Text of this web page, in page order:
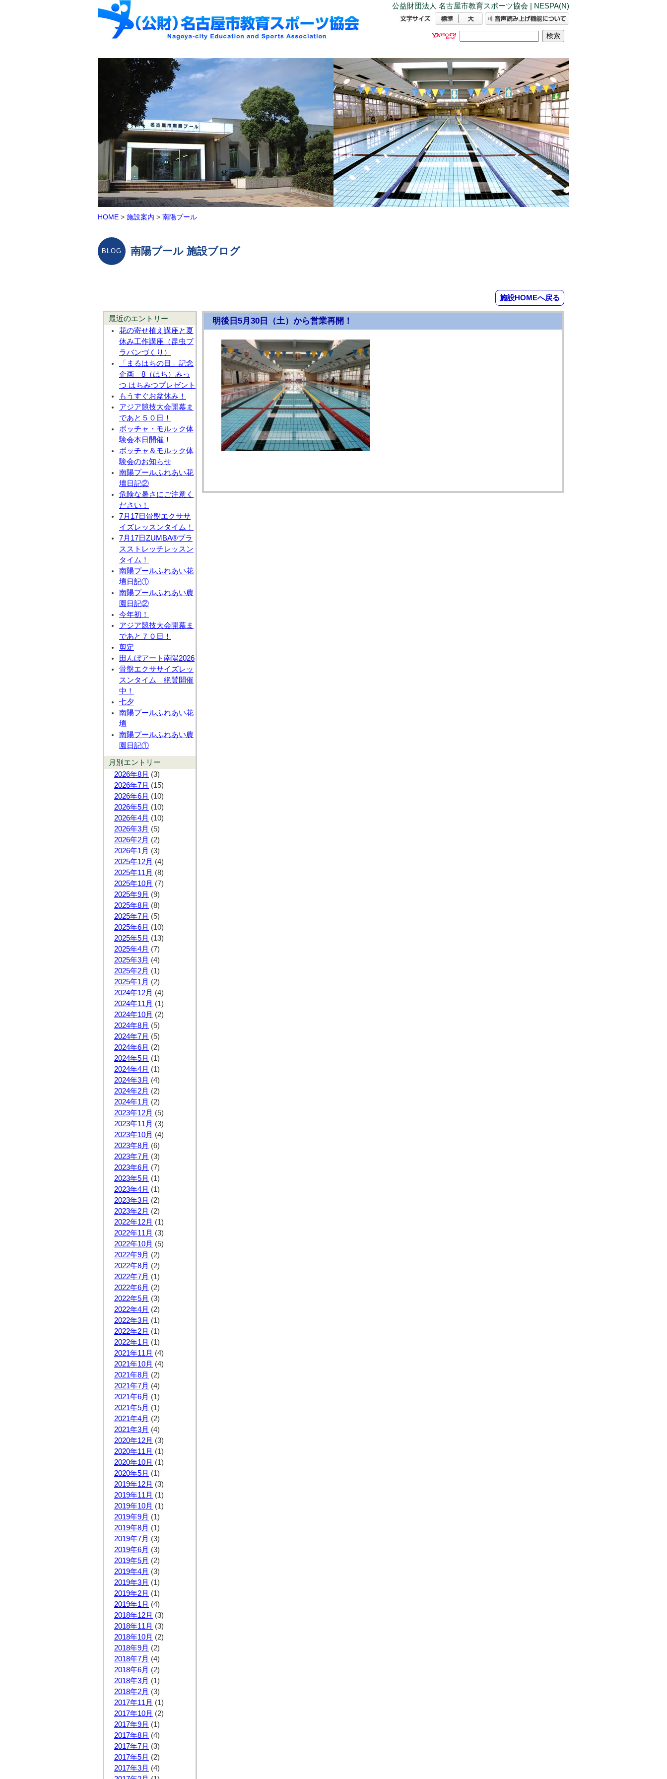
公益財団法人 名古屋市教育スポーツ協会 | NESPA(N)
HOME > 施設案内 > 南陽プール
南陽プール 施設ブログ
施設HOMEへ戻る
最近のエントリー
花の寄せ植え講座と夏
休み工作講座（昆虫ブ
ラバンづくり）
「まるはちの日」記念
企画 8（はち）みっ
つ はちみつプレゼント
もうすぐお盆休み！
アジア競技大会開幕ま
であと５０日！
ボッチャ・モルック体
験会本日開催！
ボッチャ＆モルック体
験会のお知らせ
南陽プールふれあい花
壇日記②
危険な暑さにご注意く
ださい！
7月17日骨盤エクササ
イズレッスンタイム！
7月17日ZUMBA®プラ
スストレッチレッスン
タイム！
南陽プールふれあい花
壇日記①
南陽プールふれあい農
園日記②
今年初！
アジア競技大会開幕ま
であと７０日！
剪定
田んぼアート南陽2026
骨盤エクササイズレッ
スンタイム 絶賛開催
中！
七夕
南陽プールふれあい花
壇
南陽プールふれあい農
園日記①
月別エントリー
2026年8月 (3)
2026年7月 (15)
2026年6月 (10)
2026年5月 (10)
2026年4月 (10)
2026年3月 (5)
2026年2月 (2)
2026年1月 (3)
2025年12月 (4)
2025年11月 (8)
2025年10月 (7)
2025年9月 (9)
2025年8月 (8)
2025年7月 (5)
2025年6月 (10)
2025年5月 (13)
2025年4月 (7)
2025年3月 (4)
2025年2月 (1)
2025年1月 (2)
2024年12月 (4)
2024年11月 (1)
2024年10月 (2)
2024年8月 (5)
2024年7月 (5)
2024年6月 (2)
2024年5月 (1)
2024年4月 (1)
2024年3月 (4)
2024年2月 (2)
2024年1月 (2)
2023年12月 (5)
2023年11月 (3)
2023年10月 (4)
2023年8月 (6)
2023年7月 (3)
2023年6月 (7)
2023年5月 (1)
2023年4月 (1)
2023年3月 (2)
2023年2月 (2)
2022年12月 (1)
2022年11月 (3)
2022年10月 (5)
2022年9月 (2)
2022年8月 (2)
2022年7月 (1)
2022年6月 (2)
2022年5月 (3)
2022年4月 (2)
2022年3月 (1)
2022年2月 (1)
2022年1月 (1)
2021年11月 (4)
2021年10月 (4)
2021年8月 (2)
2021年7月 (4)
2021年6月 (1)
2021年5月 (1)
2021年4月 (2)
2021年3月 (4)
2020年12月 (3)
2020年11月 (1)
2020年10月 (1)
2020年5月 (1)
2019年12月 (3)
2019年11月 (1)
2019年10月 (1)
2019年9月 (1)
2019年8月 (1)
2019年7月 (3)
2019年6月 (3)
2019年5月 (2)
2019年4月 (3)
2019年3月 (1)
2019年2月 (1)
2019年1月 (4)
2018年12月 (3)
2018年11月 (3)
2018年10月 (2)
2018年9月 (2)
2018年7月 (4)
2018年6月 (2)
2018年3月 (1)
2018年2月 (3)
2017年11月 (1)
2017年10月 (2)
2017年9月 (1)
2017年8月 (4)
2017年7月 (3)
2017年5月 (2)
2017年3月 (4)
明後日5月30日（土）から営業再開！